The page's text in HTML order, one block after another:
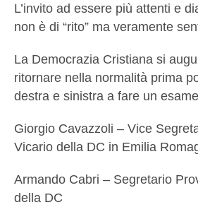
L’invito ad essere più attenti e
non è di “rito” ma veramente
La Democrazia Cristiana si
ritornare nella normalità prima
destra e sinistra a fare un
Giorgio Cavazzoli – Vice
Vicario della DC in Emilia
Armando Cabri – Segretario
della DC